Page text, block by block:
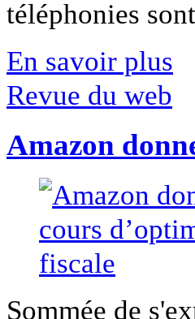
téléphonies
En savoir plus
Revue du web
Amazon
Sommée de